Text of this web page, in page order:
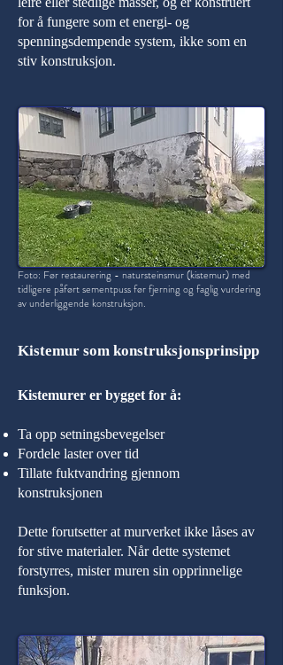
for å fungere som et energi- og
spenningsdempende system, ikke som en
stiv konstruksjon.
Foto: Før restaurering - natursteinsmur (kistemur) med
tidligere påført sementpuss før fjerning og faglig vurdering
av underliggende konstruksjon.
Kistemur som konstruksjonsprinsipp
Kistemurer er bygget for å:
Ta opp setningsbevegelser
Fordele laster over tid
Tillate fuktvandring gjennom
konstruksjonen
Dette forutsetter at murverket ikke låses av
for stive materialer. Når dette systemet
forstyrres, mister muren sin opprinnelige
funksjon.